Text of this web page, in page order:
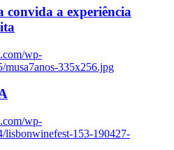
convida a experiência
wp-
musa7anos-335x256.jpg
wp-
lisbonwinefest-153-190427-